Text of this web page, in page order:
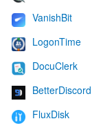
VanishBit
LogonTime
DocuClerk
BetterDiscord
FluxDisk